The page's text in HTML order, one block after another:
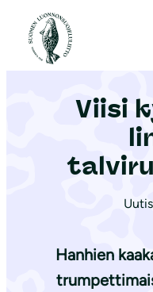
Etusivu
Viisi
Hanhien